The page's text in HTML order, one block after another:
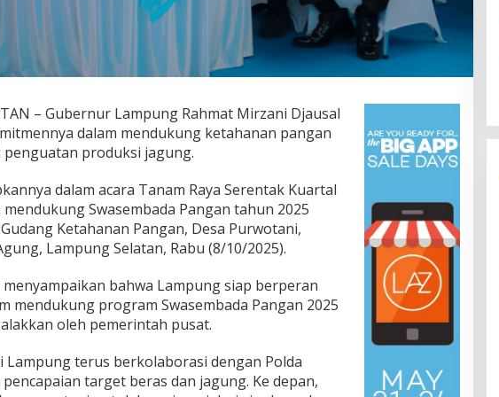
g
n
L
e
w
t
P
e
n
i
g
k
a
t
n
P
– Gubernur Lampung Rahmat Mirzani Djausal
dalam mendukung ketahanan pangan
penguatan produksi jagung.
dalam acara Tanam Raya Serentak Kuartal
Swasembada Pangan tahun 2025
Ketahanan Pangan, Desa Purwotani,
Lampung Selatan, Rabu (8/10/2025).
bahwa Lampung siap berperan
mendukung program Swasembada Pangan 2025
oleh pemerintah pusat.
Lampung terus berkolaborasi dengan Polda
target beras dan jagung. Ke depan,
Lomba Lari 10K Meriahkan HUT
Ke-1 Kodam XXI/Radin Inten
Di Olahraga, TNI & POLRI 5 Agustus 2026